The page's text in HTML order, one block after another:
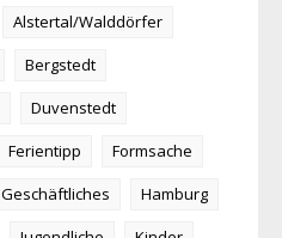
Alstertal/Walddörfer
Bergstedt
Duvenstedt
Ferientipp
Formsache
Geschäftliches
Hamburg